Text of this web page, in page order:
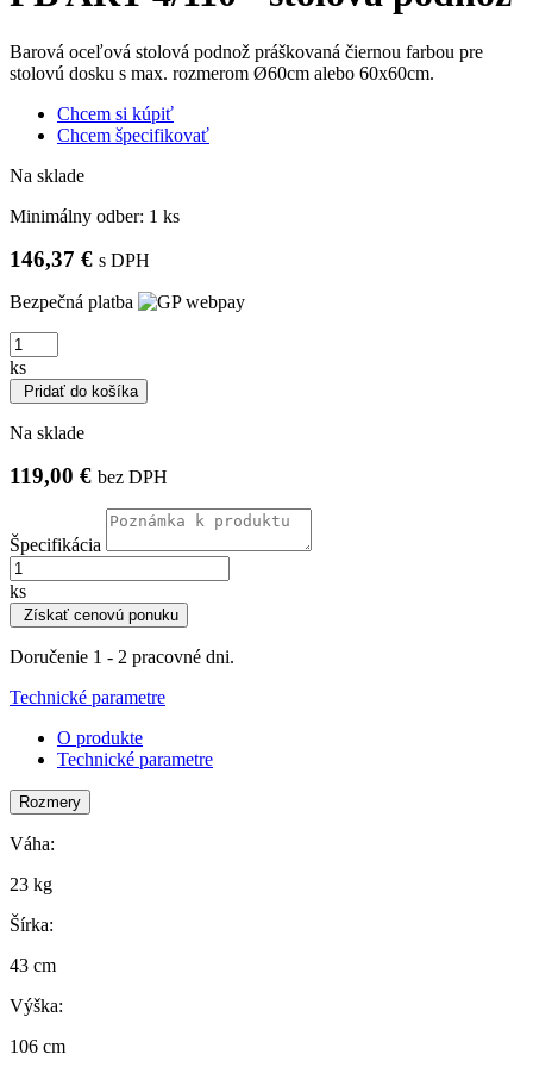
Barová oceľová stolová podnož práškovaná čiernou farbou pre
stolovú dosku s max. rozmerom Ø60cm alebo 60x60cm.
Chcem si kúpiť
Chcem špecifikovať
Na sklade
Minimálny odber: 1 ks
146,37 € s DPH
Bezpečná platba
ks
Pridať do košíka
Na sklade
119,00 € bez DPH
Špecifikácia
ks
Získať cenovú ponuku
Doručenie 1 - 2 pracovné dni.
Technické parametre
O produkte
Technické parametre
Rozmery
Váha:
23 kg
Šírka:
43 cm
Výška:
106 cm